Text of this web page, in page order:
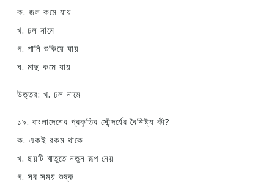
ক. জল কমে যায়
খ. ঢল নামে
গ. পানি শুকিয়ে যায়
ঘ. মাছ কমে যায়
উত্তর: খ. ঢল নামে
১৯. বাংলাদেশের প্রকৃতির সৌন্দর্যের বৈশিষ্ট্য কী?
ক. একই রকম থাকে
খ. ছয়টি ঋতুতে নতুন রূপ নেয়
গ. সব সময় শুষ্ক